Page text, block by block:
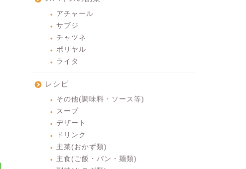
アチャール
サブジ
チャツネ
ポリヤル
ライタ
レシピ
その他(調味料・ソース等)
スープ
デザート
ドリンク
主菜(おかず類)
主食(ご飯・パン・麺類)